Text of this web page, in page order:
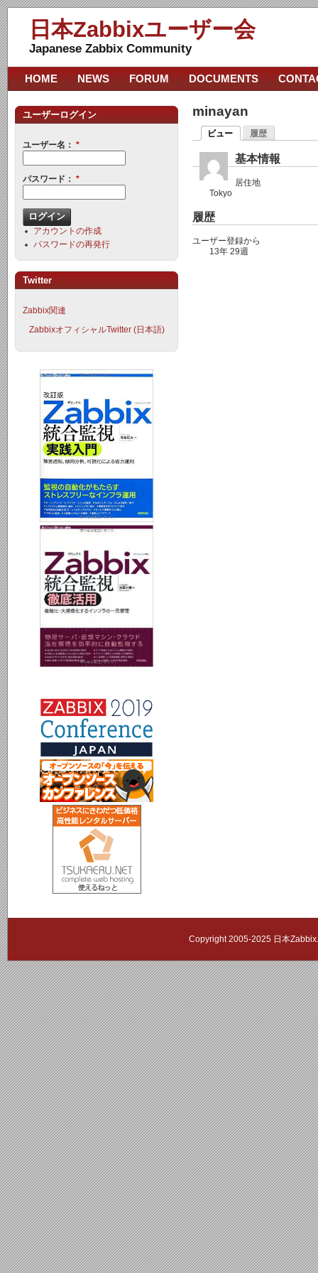
日本Zabbixユーザー会
Japanese Zabbix Community
minayan
ビュー 履歴
基本情報
居住地
Tokyo
履歴
ユーザー登録から
13年 29週
HOME NEWS FORUM DOCUMENTS
ユーザーログイン
ユーザー名： *
パスワード： *
アカウントの作成
パスワードの再発行
Twitter
Zabbix関連
ZabbixオフィシャルTwitter (日本語)
Copyright 2005-2025 日本